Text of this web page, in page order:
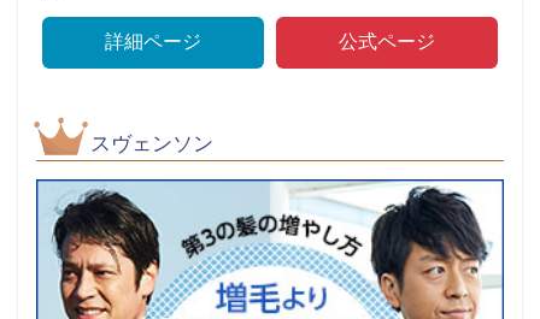
詳細ページ 公式ページ
スヴェンソン